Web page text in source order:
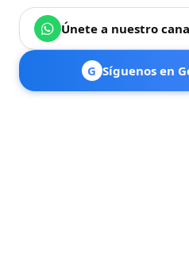
Únete a nuestro
G Síguenos en